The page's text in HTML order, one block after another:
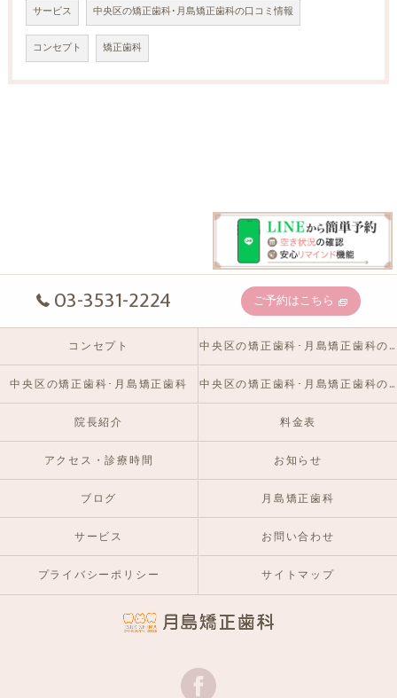
サービス 中央区の矯正歯科･月島矯正歯科の口コミ情報
コンセプト 矯正歯科
03-3531-2224 ご予約はこちら
コンセプト 中央区の矯正歯科･月島矯正歯科の口コミ情報
中央区の矯正歯科･月島矯正歯科 中央区の矯正歯科･月島矯正歯科のお客様の声
院長紹介 料金表
アクセス・診療時間 お知らせ
ブログ 月島矯正歯科
サービス お問い合わせ
プライバシーポリシー サイトマップ